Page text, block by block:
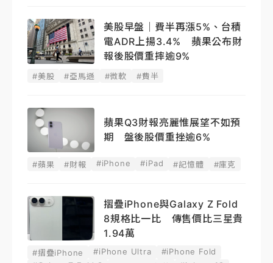
美股早盤｜費半再漲5%、台積
電ADR上揚3.4% 蘋果公布財
報後股價重摔逾9%
#美股 #亞馬遜 #微軟 #費半
蘋果Q3財報亮麗惟展望不如預
期 盤後股價重挫逾6%
#蘋果 #財報 #iPhone #iPad #記憶體 #庫克
摺疊iPhone與Galaxy Z Fold
8規格比一比 傳售價比三星貴
1.94萬
#摺疊iPhone #iPhone Ultra
#iPhone Fold